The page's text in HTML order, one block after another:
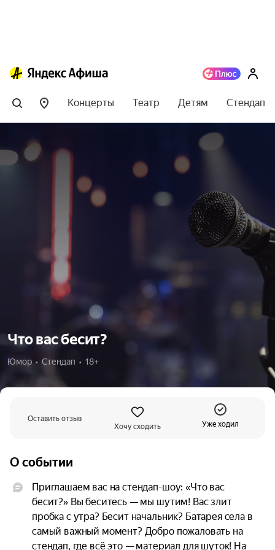
Концерты Театр Детям Стендап
Что вас бесит?
Юмор  •  Стендап  •  18+
Оставить отзыв
Хочу сходить
Уже ходил
О событии
Приглашаем вас на стендап-шоу: «Что вас
бесит?» Вы беситесь — мы шутим! Вас злит
пробка с утра? Бесит начальник? Батарея села в
самый важный момент? Добро пожаловать на
стендап, где всё это — материал для шуток! На